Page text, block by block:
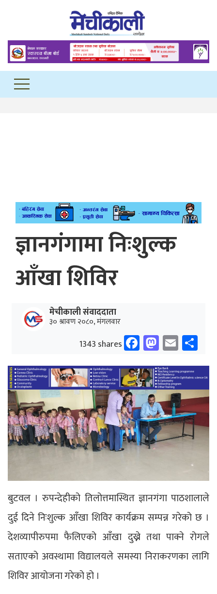
ज्ञानगंगामा निःशुल्क
आँखा शिविर
मेचीकाली संवाददाता
३० श्रावण २०८०, मंगलवार
1343 shares Facebook
Email
बुटवल । रुपन्देहीको तिलोत्तमास्थित ज्ञानगंगा पाठशालाले
दुई दिने निःशुल्क आँखा शिविर कार्यक्रम सम्पन्न गरेको छ ।
देशव्यापीरुपमा फैलिएको आँखा दुख्ने तथा पाक्ने रोगले
सताएको अवस्थामा विद्यालयले समस्या निराकरणका लागि
शिविर आयोजना गरेको हो ।